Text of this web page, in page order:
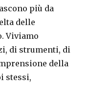
più da
delle
Viviamo
di strumenti, di
della
stessi,